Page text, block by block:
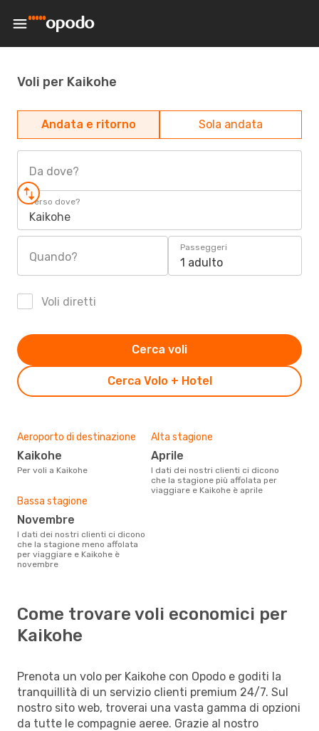
Voli per Kaikohe
Andata e ritorno Sola andata
Da dove?
Verso dove?
Kaikohe
Quando?
Passeggeri
1 adulto
Voli diretti
Cerca Volo + Hotel
Cerca voli
Aeroporto di destinazione
Kaikohe
Per voli a Kaikohe
Alta stagione
aprile
I dati dei nostri clienti ci dicono
che la stagione più affolata per
viaggiare e Kaikohe è aprile
Bassa stagione
novembre
I dati dei nostri clienti ci dicono
che la stagione meno affolata
per viaggiare e Kaikohe è
novembre
Come trovare voli economici per
Kaikohe
Prenota un volo per Kaikohe con Opodo e goditi la
tranquillità di un servizio clienti premium 24/7. Sul
nostro sito web, troverai una vasta gamma di opzioni
da tutte le compagnie aeree. Grazie al nostro